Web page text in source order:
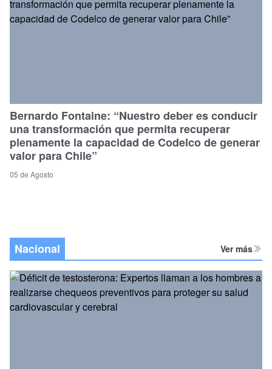
Bernardo Fontaine: “Nuestro deber es conducir
una transformación que permita recuperar
plenamente la capacidad de Codelco de generar
valor para Chile”
05 de Agosto
Nacional Ver más